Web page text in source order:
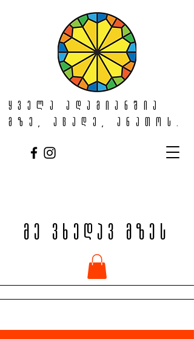
მე ვხედავ მზეს
ყველა ადამიანშია
მზე, აცადე, ანათოს.